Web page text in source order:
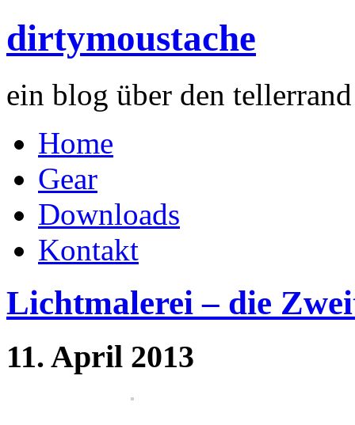
dirtymoustache
ein blog über den
Home
Gear
Downloads
Kontakt
Lichtmalerei – die
11. April 2013